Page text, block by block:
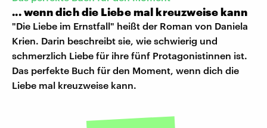
... wenn dich die Liebe mal kreuzweise kann
"Die Liebe im Ernstfall" heißt der Roman von Daniela
Krien. Darin beschreibt sie, wie schwierig und
schmerzlich Liebe für ihre fünf Protagonistinnen ist.
Das perfekte Buch für den Moment, wenn dich die
Liebe mal kreuzweise kann.